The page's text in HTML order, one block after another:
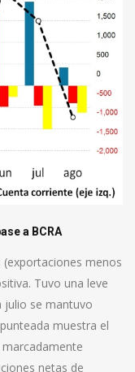
a BCRA
menos
Tuvo una leve
julio se mantuvo
muestra el
netas de